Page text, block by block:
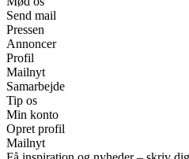
Send mail
Pressen
Annoncer
Profil
Mailnyt
Samarbejde
Tip os
Min konto
Opret profil
Mailnyt